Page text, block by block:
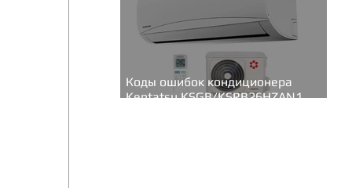
Коды ошибок кондиционера
Kentatsu KSGB/KSRB26HZAN1